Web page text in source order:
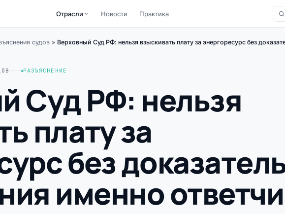
Отрасли Новости Практика
судов » Верховный Суд РФ: нельзя взыскивать плату за энергоресурс без
РАЗЪЯСНЕНИЕ
Суд РФ: нельзя
плату за
без
именно